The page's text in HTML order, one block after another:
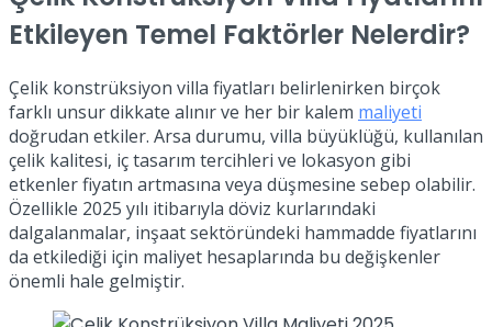
Etkileyen Temel Faktörler Nelerdir?
Çelik konstrüksiyon villa fiyatları belirlenirken birçok
farklı unsur dikkate alınır ve her bir kalem maliyeti
doğrudan etkiler. Arsa durumu, villa büyüklüğü, kullanılan
çelik kalitesi, iç tasarım tercihleri ve lokasyon gibi
etkenler fiyatın artmasına veya düşmesine sebep olabilir.
Özellikle 2025 yılı itibarıyla döviz kurlarındaki
dalgalanmalar, inşaat sektöründeki hammadde fiyatlarını
da etkilediği için maliyet hesaplarında bu değişkenler
önemli hale gelmiştir.